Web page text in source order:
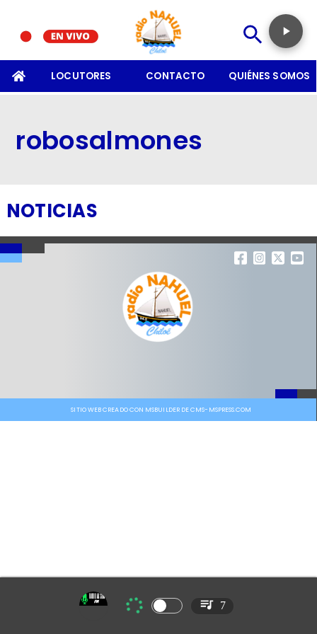
LOCUTORES CONTACTO QUIÉNES SOMOS
robosalmones
NOTICIAS
SITIO WEB CREADO CON MSBUILDER DE CMS-MSPRESS.COM
7